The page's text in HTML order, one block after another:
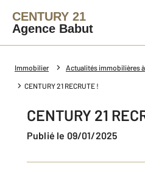
CENTURY 21
Agence Babut
Immobilier Actualités immobilières à
CENTURY 21 RECRUTE !
CENTURY 21
Publié le 09/01/2025